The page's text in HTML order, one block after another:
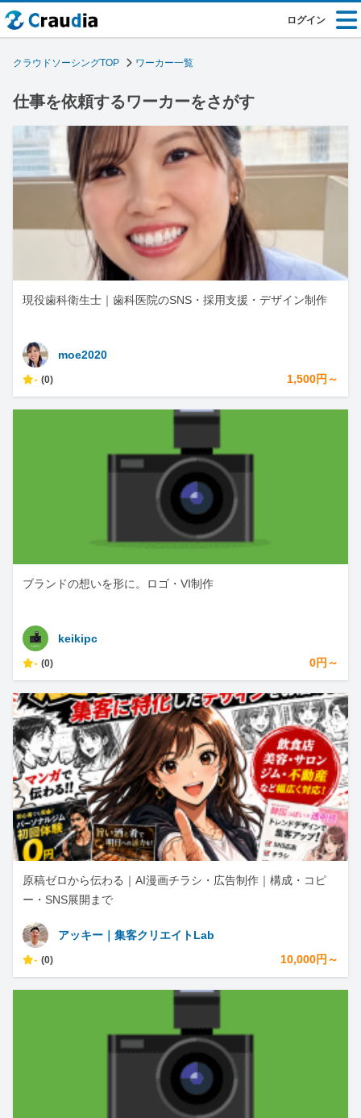
ログイン
クラウドソーシングTOP ワーカー一覧
仕事を依頼するワーカーをさがす
現役歯科衛生士｜歯科医院のSNS・採用支援・デザイン制作
moe2020
- (0) 1,500円～
ブランドの想いを形に。ロゴ・VI制作
keikipc
- (0) 0円～
原稿ゼロから伝わる｜AI漫画チラシ・広告制作｜構成・コピ
ー・SNS展開まで
アッキー｜集客クリエイトLab
- (0) 10,000円～